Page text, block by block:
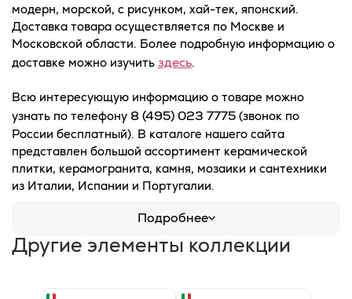
модерн, морской, с рисунком, хай-тек, японский.
Доставка товара осуществляется по Москве и
Московской области. Более подробную информацию о
доставке можно изучить здесь.
Всю интересующую информацию о товаре можно
узнать по телефону 8 (495) 023 7775 (звонок по
России бесплатный). В каталоге нашего сайта
представлен большой ассортимент керамической
плитки, керамогранита, камня, мозаики и сантехники
из Италии, Испании и Португалии.
Подробнее
Другие элементы коллекции